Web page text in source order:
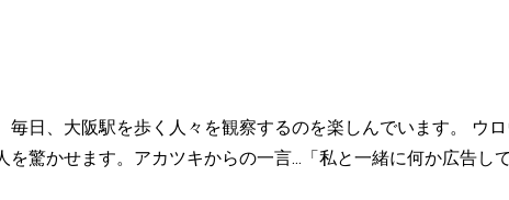
日、大阪駅を歩く人々を観察するのを楽しんでいます。 ウ
驚かせます。アカツキからの一言...「私と一緒に何か広告し